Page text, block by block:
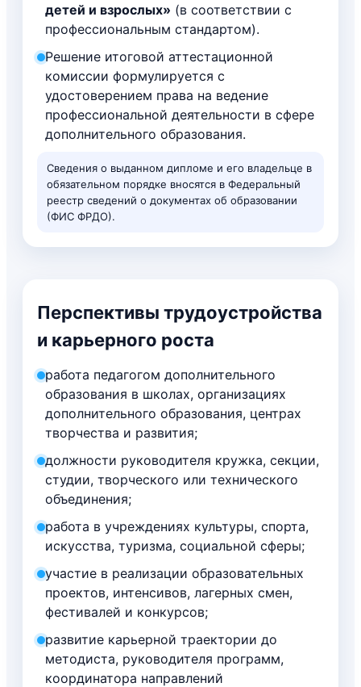
детей и взрослых» (в соответствии с
профессиональным стандартом).
Решение итоговой аттестационной
комиссии формулируется с
удостоверением права на ведение
профессиональной деятельности в сфере
дополнительного образования.
Сведения о выданном дипломе и его владельце в
обязательном порядке вносятся в Федеральный
реестр сведений о документах об образовании
(ФИС ФРДО).
Перспективы трудоустройства
и карьерного роста
работа педагогом дополнительного
образования в школах, организациях
дополнительного образования, центрах
творчества и развития;
должности руководителя кружка, секции,
студии, творческого или технического
объединения;
работа в учреждениях культуры, спорта,
искусства, туризма, социальной сферы;
участие в реализации образовательных
проектов, интенсивов, лагерных смен,
фестивалей и конкурсов;
развитие карьерной траектории до
методиста, руководителя программ,
координатора направлений